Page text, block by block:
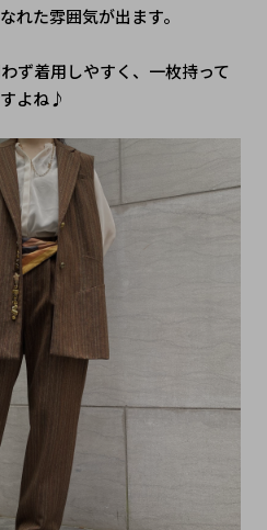
れた雰囲気が出ます。
ず着用しやすく、一枚持って
よね♪